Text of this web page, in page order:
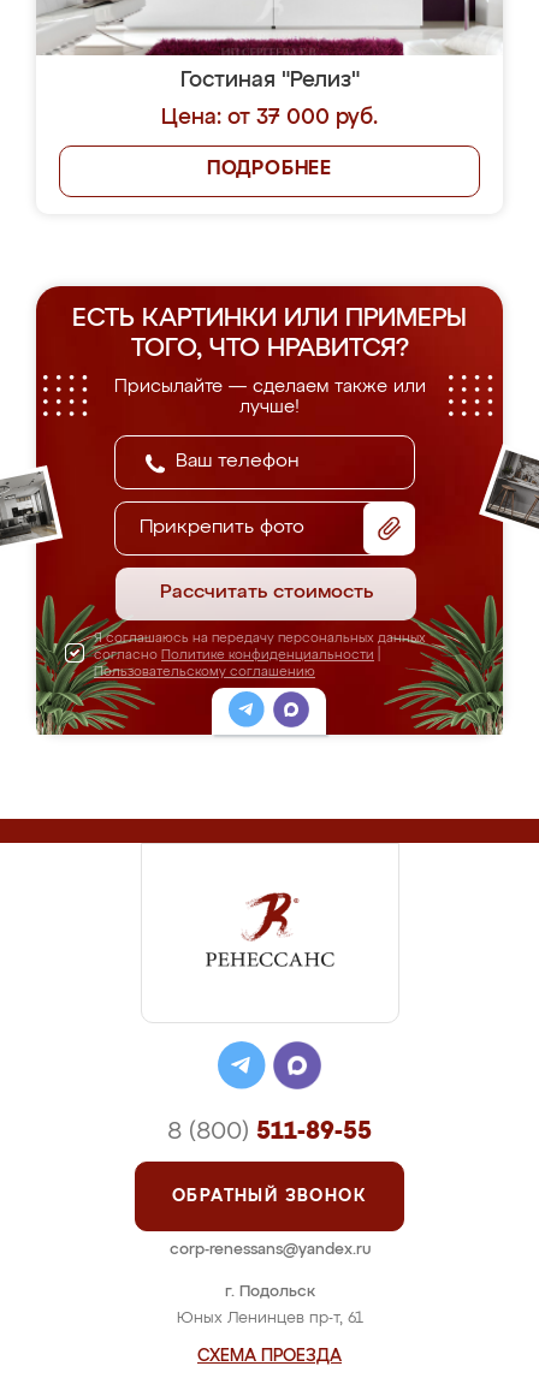
Гостиная "Релиз"
Цена: от 37 000 руб.
ПОДРОБНЕЕ
ЕСТЬ КАРТИНКИ ИЛИ ПРИМЕРЫ
ТОГО, ЧТО НРАВИТСЯ?
Присылайте — сделаем также или
лучше!
Прикрепить фото
Рассчитать стоимость
Я соглашаюсь на передачу персональных данных
согласно Политике конфиденциальности
Пользовательскому соглашению
г. Подольск
Юных Ленинцев пр-т, 61
СХЕМА ПРОЕЗДА
8 (800) 511-89-55
ОБРАТНЫЙ ЗВОНОК
corp-renessans@yandex.ru